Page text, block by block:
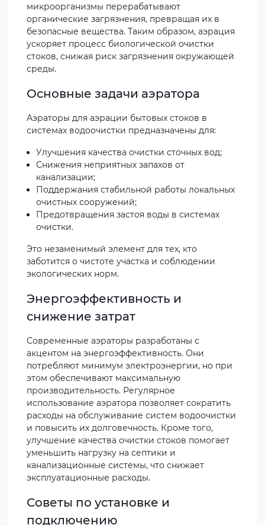
микроорганизмы перерабатывают
органические загрязнения, превращая их в
безопасные вещества. Таким образом, аэрация
ускоряет процесс биологической очистки
стоков, снижая риск загрязнения окружающей
среды.
Основные задачи аэратора
Аэраторы для аэрации бытовых стоков в
системах водоочистки предназначены для:
Улучшения качества очистки сточных вод;
Снижения неприятных запахов от
канализации;
Поддержания стабильной работы локальных
очистных сооружений;
Предотвращения застоя воды в системах
очистки.
Это незаменимый элемент для тех, кто
заботится о чистоте участка и соблюдении
экологических норм.
Энергоэффективность и
снижение затрат
Современные аэраторы разработаны с
акцентом на энергоэффективность. Они
потребляют минимум электроэнергии, но при
этом обеспечивают максимальную
производительность. Регулярное
использование аэратора позволяет сократить
расходы на обслуживание систем водоочистки
и повысить их долговечность. Кроме того,
улучшение качества очистки стоков помогает
уменьшить нагрузку на септики и
канализационные системы, что снижает
эксплуатационные расходы.
Советы по установке и
подключению